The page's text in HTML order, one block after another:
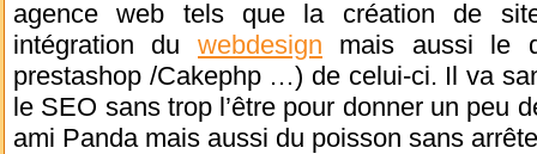
agence web tels que la création de
intégration du webdesign mais aussi le
prestashop /Cakephp …) de celui-ci. Il va
le SEO sans trop l’être pour donner un peu
ami Panda mais aussi du poisson sans